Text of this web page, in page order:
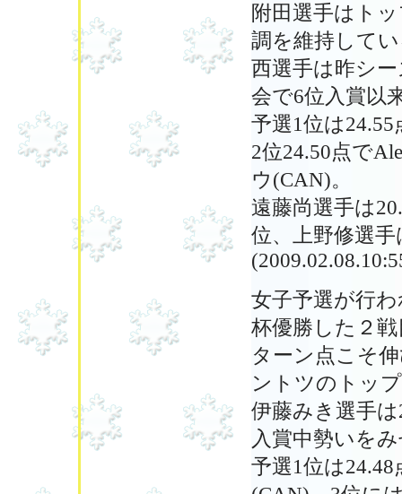
附田選手はト
調を維持して
西選手は昨シ
会で6位入賞以
予選1位は
2位24.50点で
ウ(CAN)。
遠藤尚選手は
位、上野修選
女子予選が行
杯優勝した２
ターン点こそ
ントツのトッ
伊藤みき選手
入賞中勢いを
予選1位は